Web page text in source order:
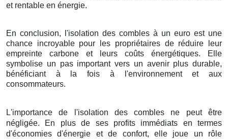
et rentable en énergie.
En conclusion, l'isolation des combles à un euro est une
chance incroyable pour les propriétaires de réduire leur
empreinte carbone et leurs coûts énergétiques. Elle
symbolise un pas important vers un avenir plus durable,
bénéficiant à la fois à l'environnement et aux
consommateurs.
L'importance de l'isolation des combles ne peut être
négligée. En plus de ses profits immédiats en termes
d'économies d'énergie et de confort, elle joue un rôle